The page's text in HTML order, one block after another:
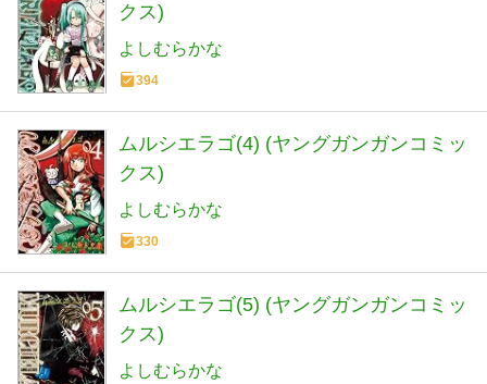
クス)
よしむらかな
394
ムルシエラゴ(4) (ヤングガンガンコミッ
クス)
よしむらかな
330
ムルシエラゴ(5) (ヤングガンガンコミッ
クス)
よしむらかな